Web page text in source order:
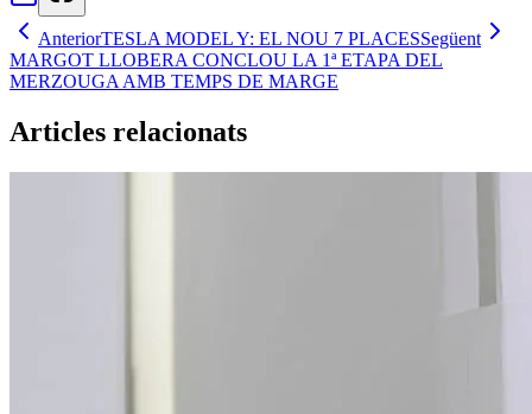
AnteriorTESLA MODEL Y: EL NOU 7 PLACESSegüent
MARGOT LLOBERA CONCLOU LA 1ª ETAPA DEL
MERZOUGA AMB TEMPS DE MARGE
Articles relacionats